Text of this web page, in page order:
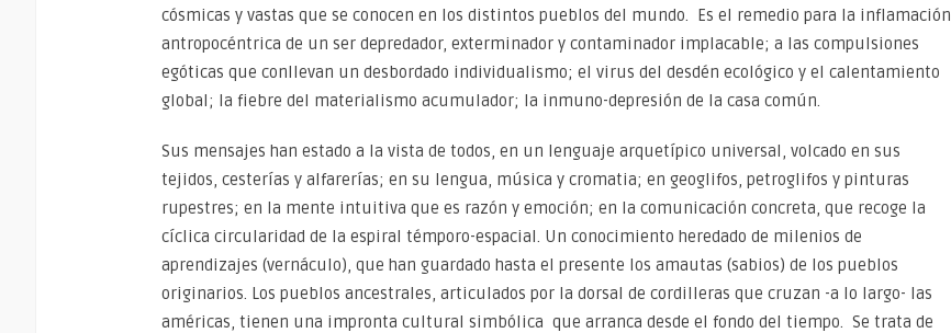
cósmicas y vastas que se conocen en los distintos pueblos del mundo. Es el remedio para la inflamación
antropocéntrica de un ser depredador, exterminador y contaminador implacable; a las compulsiones
egóticas que conllevan un desbordado individualismo; el virus del desdén ecológico y el calentamiento
global; la fiebre del materialismo acumulador; la inmuno-depresión de la casa común.
Sus mensajes han estado a la vista de todos, en un lenguaje arquetípico universal, volcado en sus
tejidos, cesterías y alfarerías; en su lengua, música y cromatia; en geoglifos, petroglifos y pinturas
rupestres; en la mente intuitiva que es razón y emoción; en la comunicación concreta, que recoge la
cíclica circularidad de la espiral témporo-espacial. Un conocimiento heredado de milenios de
aprendizajes (vernáculo), que han guardado hasta el presente los amautas (sabios) de los pueblos
originarios. Los pueblos ancestrales, articulados por la dorsal de cordilleras que cruzan -a lo largo- las
américas, tienen una impronta cultural simbólica que arranca desde el fondo del tiempo. Se trata de